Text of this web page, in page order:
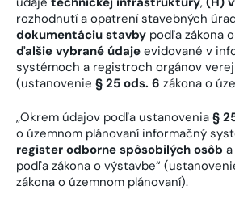
rozhodnutí a opatrení stavebných
dokumentáciu stavby podľa zákona
ďalšie vybrané údaje evidované v
systémoch a registroch orgánov
(ustanovenie § 25 ods. 6 zákona o
„Okrem údajov podľa ustanovenia §
o územnom plánovaní informačný
register odborne spôsobilých osôb
podľa zákona o výstavbe“
zákona o územnom plánovaní).